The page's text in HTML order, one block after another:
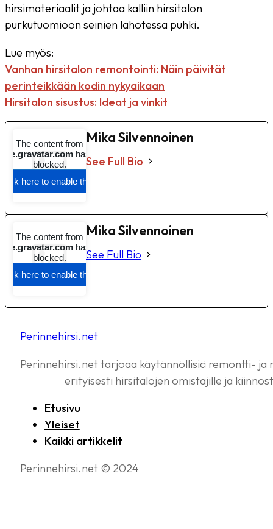
hirsimateriaalit ja johtaa kalliin hirsitalon
purkutuomioon seinien lahotessa puhki.
Lue myös:
Vanhan hirsitalon remontointi: Näin päivität
perinteikkään kodin nykyaikaan
Hirsitalon sisustus: Ideat ja vinkit
Mika Silvennoinen
See Full Bio
Mika Silvennoinen
See Full Bio
Perinnehirsi.net
Perinnehirsi.net tarjoaa käytännöllisiä remontti- ja
erityisesti hirsitalojen omistajille ja
Etusivu
Yleiset
Kaikki artikkelit
Perinnehirsi.net © 2024